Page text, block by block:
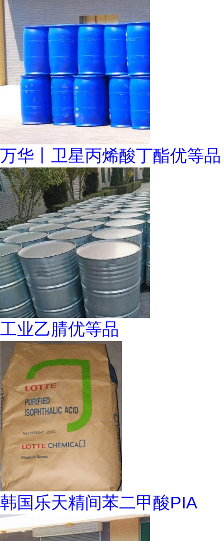
万华丨卫星丙烯酸丁酯优等品
工业乙腈优等品
韩国乐天精间苯二甲酸PIA